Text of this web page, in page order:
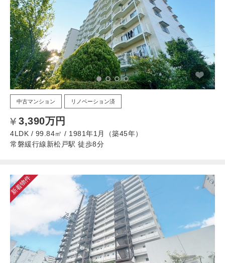
中古マンション リノベーション済
3,390万円
4LDK / 99.84㎡ / 1981年1月（築45年）
常磐緩行線新松戸駅 徒歩8分
新着物件